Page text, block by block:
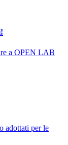
a OPEN LAB
adottati per le